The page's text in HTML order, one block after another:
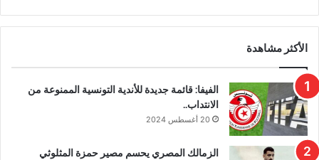
الأكثر مشاهدة
الفيفا: قائمة جديدة للأندية التونسية الممنوعة من
الانتداب..
20 أغسطس 2024
الزمالك المصري يحسم مصير حمزة المثلوثي